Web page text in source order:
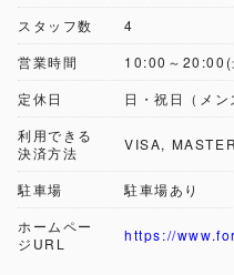
スタッフ数
4
営業時間
10:00～20:00(
定休日
日・祝日（メン
利用できる
決済方法
VISA,
駐車場
駐車場あり
ホームペー
ジURL
https://